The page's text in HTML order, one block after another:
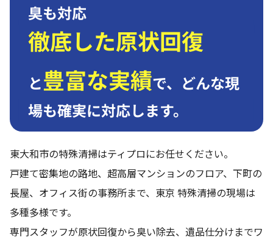
臭も対応
徹底した原状回復
と豊富な実績で、 どんな現
場も確実に対応します。
東大和市の特殊清掃はティプロにお任せください。
戸建て密集地の路地、超高層マンションのフロア、下町の
長屋、オフィス街の事務所まで、東京 特殊清掃の現場は
多種多様です。
専門スタッフが原状回復から臭い除去、遺品仕分けまでワ